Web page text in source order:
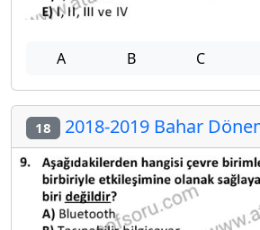
A B C
18 2018-2019 Bahar